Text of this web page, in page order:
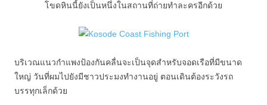
โขดหินนี้ยังเป็นหนึ่งในสถานที่ถ่ายทำละครอีกด้วย
บริเวณแนวกำแพงป้องกันคลื่นจะเป็นจุดสำหรับจอดเรือที่มีขนาด
ใหญ่ วันที่ผมไปยังมีชาวประมงทำงานอยู่ ตอนเดินต้องระวังรถ
บรรทุกเล็กด้วย